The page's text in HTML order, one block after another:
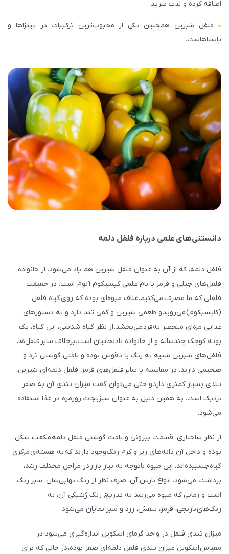
اضافه کرده و لذت ببرید.
فلفل‌ شیرین همچنین یکی از محبوب‌ترین ترکیبات در پیتزاها و
پاستاهاست.
دانستنی‌های علمی درباره فلفل دلمه
فلفل دلمه‌، که از آن به عنوان فلفل شیرین هم یاد می‌شود، از خانواده
فلفل‌های چیلی و قرمز با نام علمی کپسیکوم آنوم است. در حقیقت
فلفلی که ما مصرف می‌کنیم، غلاف‌ میوه‌ای بوده که روی گیاه فلفل
(کاپسیکوم) می‌روید و طعمی شیرین و کمی تند دارد و به دستورهای
غذایی مزه‌ای منحصر به‌فرد می‌بخشد. از نظر گیاه شناسی، این گیاه، یک
بوته کوچک چندساله و از خانواده بادنجانیان است. برخلاف سایر فلفل‌ها،
فلفل‌های شیرین شبیه به زنگ یا ناقوس بوده و بافتی گوشتی ترد و
ضخیمی دارند. در مقایسه با سایر فلفل‌های قرمز، فلفل دلمه‌ای شیرین،
تندی بسیار کمتری دارد و حتی می‌توان گفت میزان تندی آن به صفر
نزدیک است. به همین دلیل به عنوان سبزیجات روزمره در غذا استفاده
می‌شود.
از نظر ساختاری، قسمت بیرونی و بافت گوشتی فلفل دلمه‌ مکعب شکل
بوده و داخل آن دانه‌های ریز و کرم رنگ وجود دارند که به هسته‌ی مرکزی
گیاه چسبیده‌اند. این میوه باتوجه به نیاز بازار در مراحل مختلف رشد،
برداشت می‌شود. انواع نارس آن، صرف نظر از رنگ نهایی‌شان، سبز رنگ
است و زمانی که میوه می‌رسد به تدریج رنگ ژنتیکی آن، به
رنگ‌های نارنجی، قرمز، بنفش، زرد و سبز نمایان می‌شود.
میزان تندی فلفل در واحد گرمای اسکویل اندازه‌گیری می‌شود؛ در
مقیاس اسکویل میزان تندی فلفل دلمه‌ای صفر بوده، در حالی که برای